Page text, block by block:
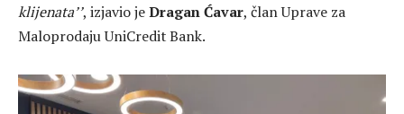
klijenata’’, izjavio jeDragan Ćavar, član Uprave za
Maloprodaju UniCredit Bank.